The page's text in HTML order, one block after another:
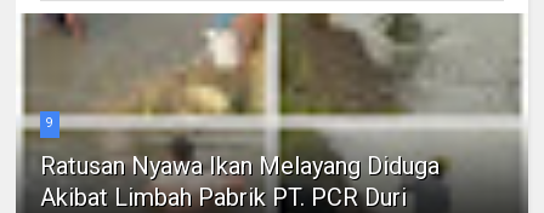
9
Ratusan Nyawa Ikan Melayang Diduga
Akibat Limbah Pabrik PT. PCR Duri